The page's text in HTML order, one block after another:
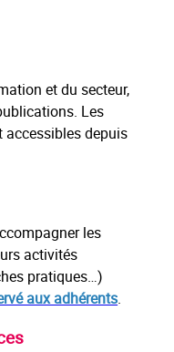
et du secteur,
Les
accessibles depuis
les
activités
pratiques…)
aux adhérents.